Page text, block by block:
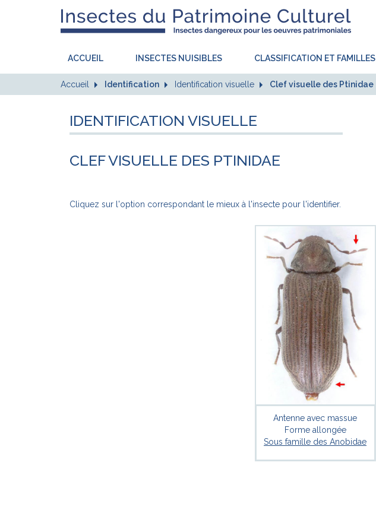
ACCUEIL INSECTES NUISIBLES CLASSIFICATION ET FAMILLES
Accueil Identification Identification visuelle Clef visuelle des Ptinidae
IDENTIFICATION VISUELLE
CLEF VISUELLE DES PTINIDAE
Cliquez sur l'option correspondant le mieux à l'insecte pour l'identifier.
Antenne avec massue
Forme allongée
Sous famille des Anobidae